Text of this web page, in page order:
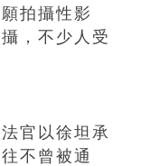
拍攝性影
，不少人受
官以徐坦承
不曾被通